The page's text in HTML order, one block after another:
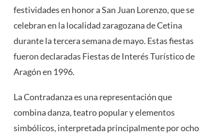
festividades en honor a San Juan Lorenzo, que se
celebran en la localidad zaragozana de Cetina
durante la tercera semana de mayo. Estas fiestas
fueron declaradas Fiestas de Interés Turístico de
Aragón en 1996​​.
La Contradanza es una representación que
combina danza, teatro popular y elementos
simbólicos, interpretada principalmente por ocho